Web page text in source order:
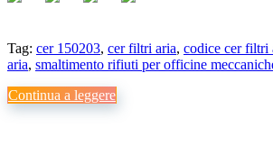
Tag: cer 150203, cer filtri aria, codice cer filtri
aria, smaltimento rifiuti per officine
Continua a leggere